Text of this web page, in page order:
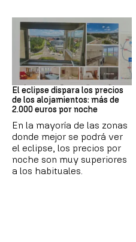
Eclipse solar
El eclipse dispara los precios
de los alojamientos: más de
2.000 euros por noche
En la mayoría de las zonas
donde mejor se podrá ver
el eclipse, los precios por
noche son muy superiores
a los habituales.